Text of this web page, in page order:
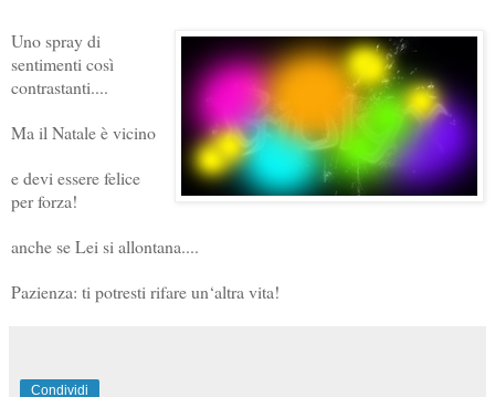
Uno spray di
sentimenti così
contrastanti....
Ma il Natale è vicino
e devi essere felice
per forza!
anche se Lei si allontana....
Pazienza: ti potresti rifare un‘altra vita!
Condividi